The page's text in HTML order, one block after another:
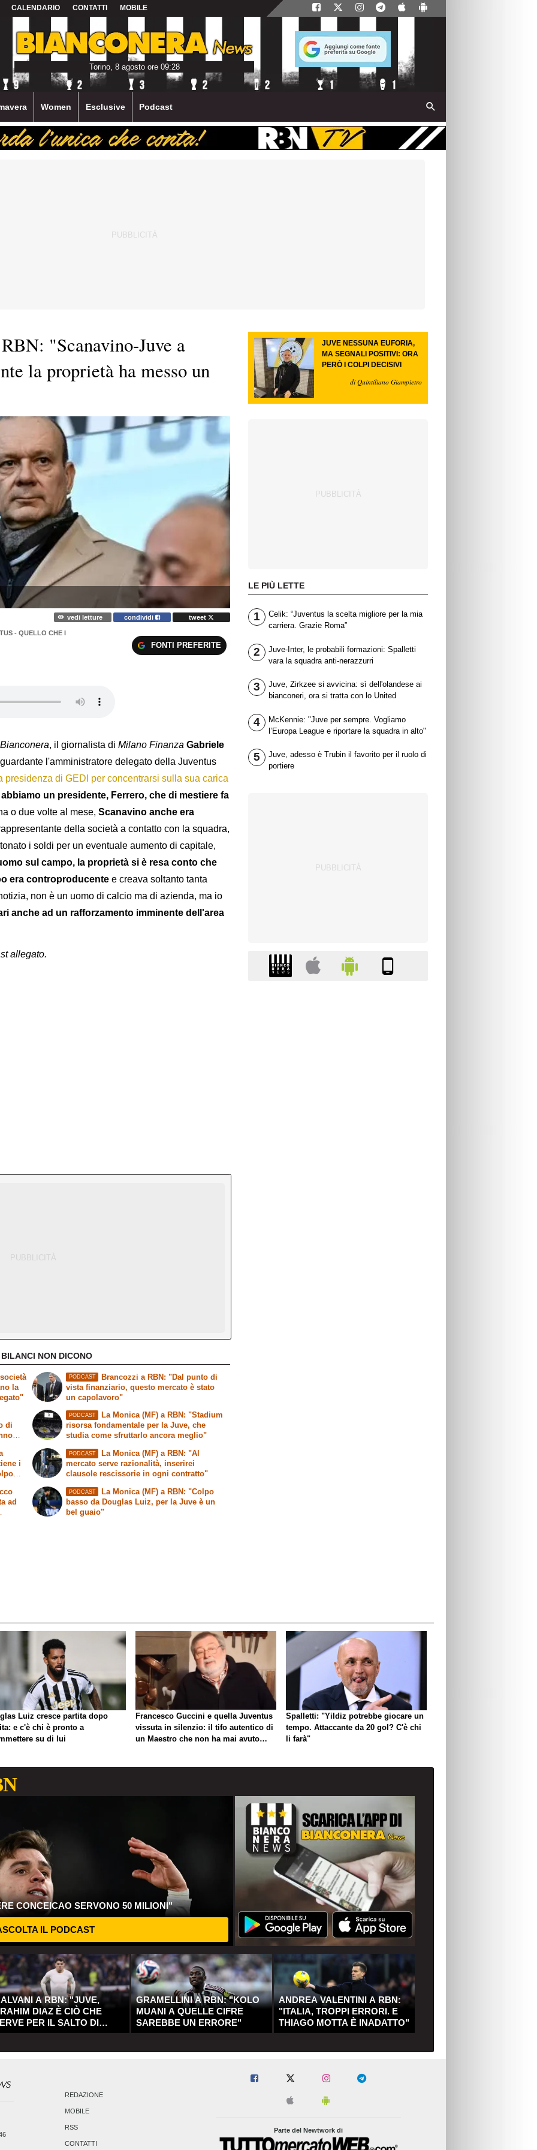
CALENDARIO CONTATTI MOBILE
Torino, 8 agosto ore 09:28
Women Esclusive Podcast
"Scanavino-Juve a
la proprietà ha messo un
vedi letture condividi tweet
- QUELLO CHE I
FONTI PREFERITE
, il giornalista di Milano Finanza Gabriele
l'amministratore delegato della Juventus
presidenza di GEDI per concentrarsi sulla sua carica
un presidente, Ferrero, che di mestiere fa
o due volte al mese, Scanavino anche era
della società a contatto con la squadra,
i soldi per un eventuale aumento di capitale,
sul campo, la proprietà si è resa conto che
era controproducente e creava soltanto tanta
non è un uomo di calcio ma di azienda, ma io
anche ad un rafforzamento imminente dell'area
allegato.
NON DICONO
la
di
PODCAST
Brancozzi a RBN: "Dal punto di
vista finanziario, questo mercato è stato
un capolavoro"
PODCAST
La Monica (MF) a RBN: "Stadium
risorsa fondamentale per la Juve, che
studia come sfruttarlo ancora meglio"
i
ad
PODCAST
La Monica (MF) a RBN: "Al
mercato serve razionalità, inserirei
clausole rescissorie in ogni contratto"
PODCAST
La Monica (MF) a RBN: "Colpo
basso da Douglas Luiz, per la Juve è un
bel guaio"
JUVE NESSUNA EUFORIA,
MA SEGNALI POSITIVI: ORA
PERÒ I COLPI DECISIVI
di Quintiliano Giampietro
LE PIÙ LETTE
1
Celik: “Juventus la scelta migliore per la mia
carriera. Grazie Roma”
2
Juve-Inter, le probabili formazioni: Spalletti
vara la squadra anti-nerazzurri
3
Juve, Zirkzee si avvicina: sì dell'olandese ai
bianconeri, ora si tratta con lo United
4
McKennie: "Juve per sempre. Vogliamo
l’Europa League e riportare la squadra in alto"
5
Juve, adesso è Trubin il favorito per il ruolo di
portiere
Luiz cresce partita dopo
e c'è chi è pronto a
su di lui
Francesco Guccini e quella Juventus
vissuta in silenzio: il tifo autentico di
un Maestro che non ha mai avuto
Spalletti: "Yildiz potrebbe giocare un
tempo. Attaccante da 20 gol? C'è chi
li farà"
CONCEICAO SERVONO 50 MILIONI"
IL PODCAST
A RBN: "JUVE,
DIAZ È CIÒ CHE
PER IL SALTO DI
GRAMELLINI A RBN: "KOLO
MUANI A QUELLE CIFRE
SAREBBE UN ERRORE"
ANDREA VALENTINI A RBN:
"ITALIA, TROPPI ERRORI. E
THIAGO MOTTA È INADATTO"
REDAZIONE
MOBILE
RSS
CONTATTI
Parte del Newtwork di